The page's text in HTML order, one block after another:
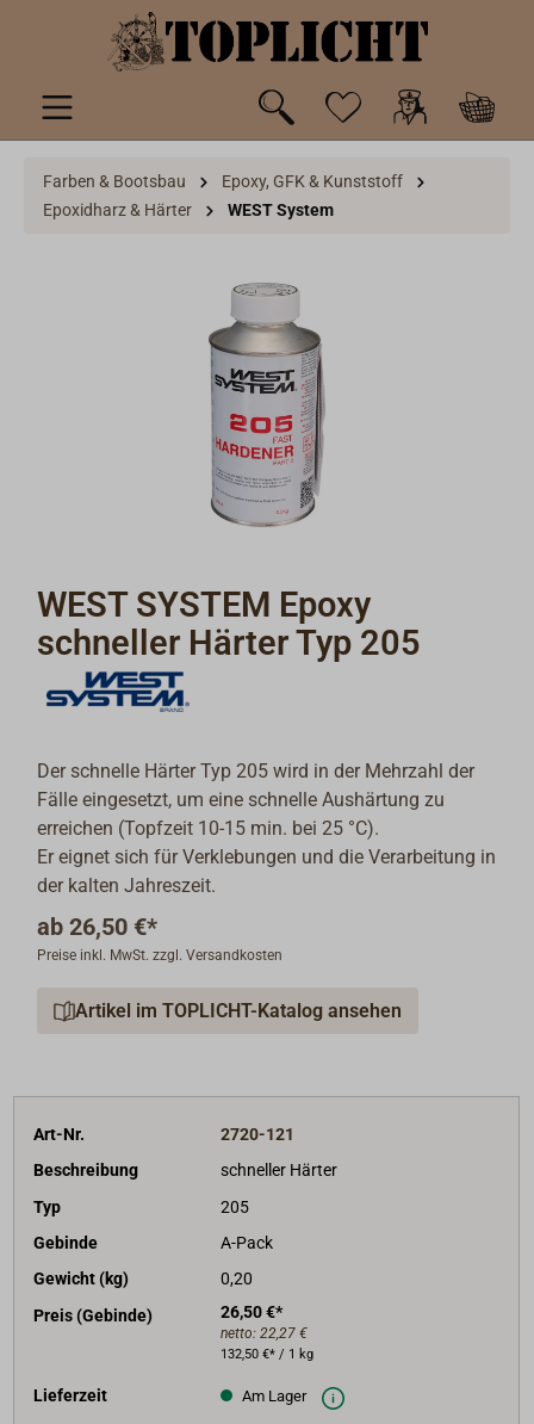
springen
Farben & Bootsbau
Epoxy, GFK & Kunststoff
Epoxidharz & Härter
WEST System
WEST SYSTEM Epoxy
schneller Härter Typ 205
Der schnelle Härter Typ 205 wird in der Mehrzahl der
Fälle eingesetzt, um eine schnelle Aushärtung zu
erreichen (Topfzeit 10-15 min. bei 25 °C).
Er eignet sich für Verklebungen und die Verarbeitung in
der kalten Jahreszeit.
ab 26,50 €*
Preise inkl. MwSt. zzgl. Versandkosten
Artikel im TOPLICHT-Katalog ansehen
Art-Nr.
2720-121
Beschreibung
schneller Härter
Typ
205
Gebinde
A-Pack
Gewicht (kg)
0,20
Preis (Gebinde)
26,50 €*
netto: 22,27 €
132,50 €* / 1 kg
Lieferzeit Am Lager